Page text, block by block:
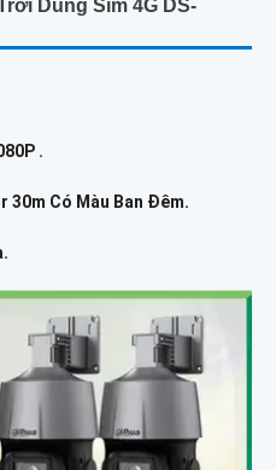
Dùng Sim 4G DS-
.
30m Có Màu Ban Ðêm.